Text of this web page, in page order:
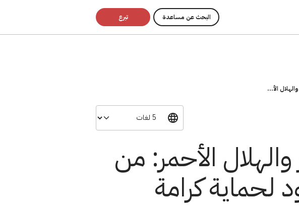
البحث عن مساعدة تبرع
الأ...
الأحمر: من
لحماية كرامة